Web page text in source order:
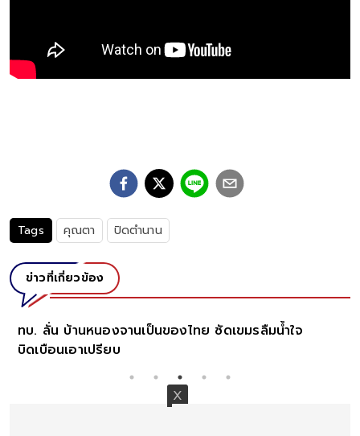
Tags คุณตา ปิดตำนาน
ข่าวที่เกี่ยวข้อง
ทบ. ลั่น บ้านหนองจานเป็นของไทย ซัดเขมรลืมน้ำใจ
บิดเบือนเอาเปรียบ